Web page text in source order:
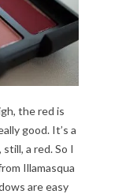
the red is
good. It’s a
a red. So I
Illamasqua
are easy